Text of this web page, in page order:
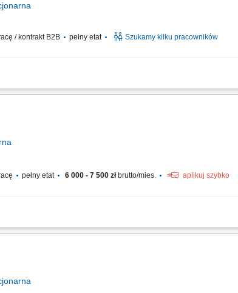
/ kontrakt B2B pełny etat Szukamy kilku pracowników
oraz wykończeń wnętrz jachtów. Obróbka drewna, sklejki,
pełny etat 6 000 - 7 500 złbrutto/mies. aplikuj szybko
drewnianych(szlifowanie, obróbka, cięcie, klejenie, pakowanie itp)